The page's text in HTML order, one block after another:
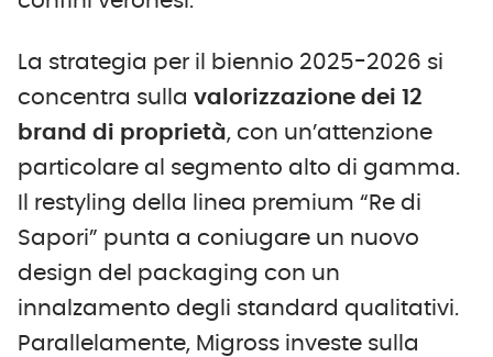
La strategia per il biennio 2025-2026 si
concentra sulla valorizzazione dei 12
brand di proprietà, con un’attenzione
particolare al segmento alto di gamma.
Il restyling della linea premium “Re di
Sapori” punta a coniugare un nuovo
design del packaging con un
innalzamento degli standard qualitativi.
Parallelamente, Migross investe sulla